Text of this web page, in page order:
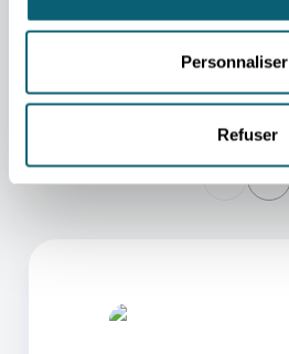
Personnaliser
Refuser
Ambassade de Belgique